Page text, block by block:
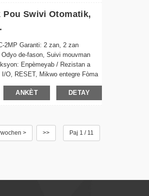
Pou Swivi Otomatik,
2MP Garanti: 2 zan, 2 zan
de-fason, Suivi mouvman
Enpèmeyab / Rezistan a
O, RESET, Mikwo entegre Fòma
ANKÈT
DETAY
> >> Paj 1 / 11